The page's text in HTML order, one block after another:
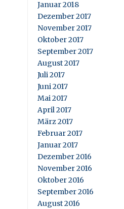
Januar 2018
Dezember 2017
November 2017
Oktober 2017
September 2017
August 2017
Juli 2017
Juni 2017
Mai 2017
April 2017
März 2017
Februar 2017
Januar 2017
Dezember 2016
November 2016
Oktober 2016
September 2016
August 2016